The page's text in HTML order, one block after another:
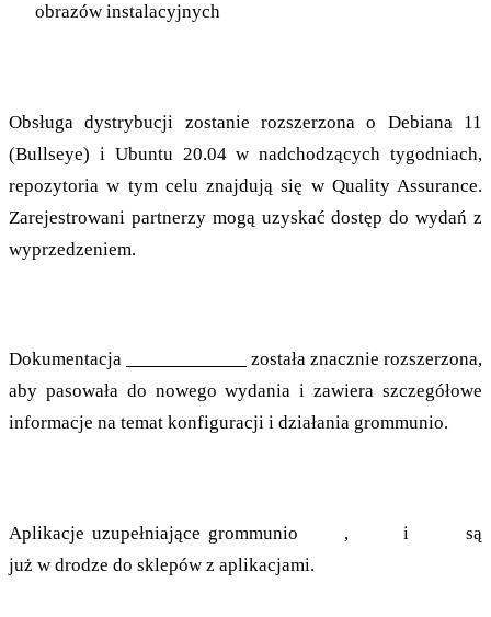
obrazów instalacyjnych
Obsługa dystrybucji zostanie rozszerzona o Debiana 11
(Bullseye) i Ubuntu 20.04 w nadchodzących tygodniach,
repozytoria w tym celu znajdują się w Quality Assurance.
Zarejestrowani partnerzy mogą uzyskać dostęp do wydań z
wyprzedzeniem.
Dokumentacja
została znacznie rozszerzona,
aby pasowała do nowego wydania i zawiera szczegółowe
informacje na temat konfiguracji i działania grommunio.
Aplikacje uzupełniające grommunio , i
są
już w drodze do sklepów z aplikacjami.